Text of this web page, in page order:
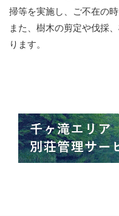
掃等を実施し、ご不在の
また、樹木の剪定や伐採
ります。